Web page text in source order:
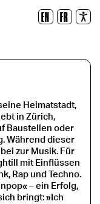
EN FR
Zurücksetzen
Heimatstadt,
in Zürich,
Baustellen oder
Während dieser
zur Musik. Für
mit Einflüssen
Rap und Techno.
– ein Erfolg,
bringt: »Ich